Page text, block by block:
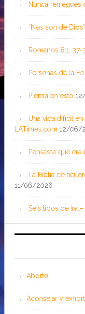
Nunca reniegues
“Nos son de
Romanos 8:1, 37-
Personas de la
Piensa en esto
Una vida difícil
LATimes.com 12/06/
Pensaste que era
La Biblia de
11/06/2026
Seis tipos de ira
Aborto
Aconsejar y